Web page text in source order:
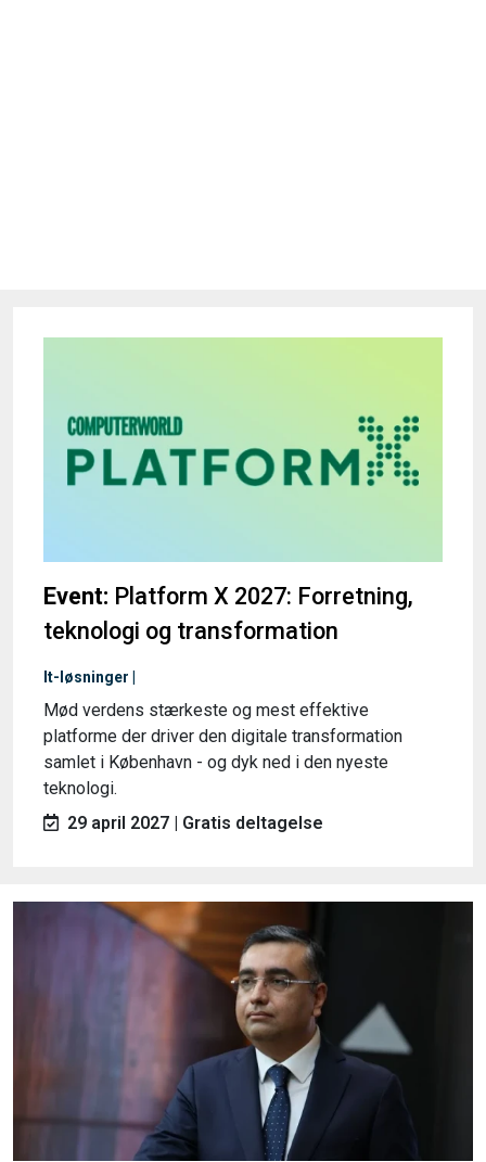
Event: Platform X 2027: Forretning,
teknologi og transformation
It-løsninger |
Mød verdens stærkeste og mest effektive
platforme der driver den digitale transformation
samlet i København - og dyk ned i den nyeste
teknologi.
29 april 2027 | Gratis deltagelse